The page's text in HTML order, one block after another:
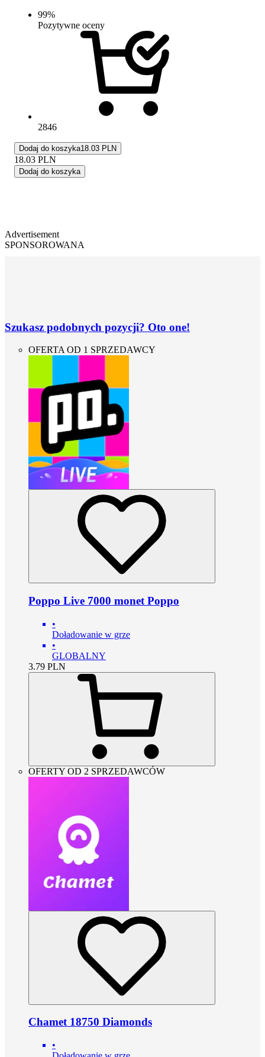
99%
Pozytywne oceny
2846
Dodaj do koszyka18.03 PLN
18.03 PLN
Dodaj do koszyka
Advertisement
SPONSOROWANA
Szukasz podobnych pozycji? Oto one!
OFERTA OD 1 SPRZEDAWCY
Poppo Live 7000 monet Poppo
•
Doładowanie w grze
•
GLOBALNY
3.79 PLN
OFERTY OD 2 SPRZEDAWCÓW
Chamet 18750 Diamonds
•